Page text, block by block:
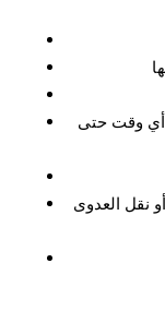
أي وقت حتى
نقل العدوى